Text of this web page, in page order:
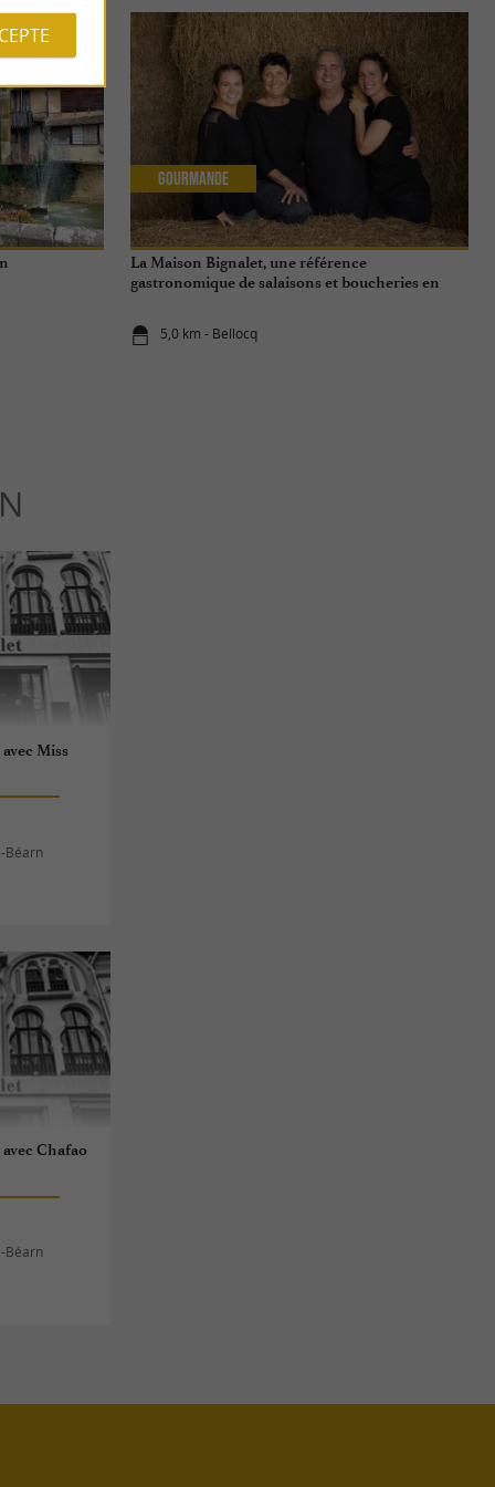
La Maison Bignalet, une référence
gastronomique de salaisons et boucheries en
5,0 km - Bellocq
Gourmande
Miss
Béarn
Chafao
Béarn